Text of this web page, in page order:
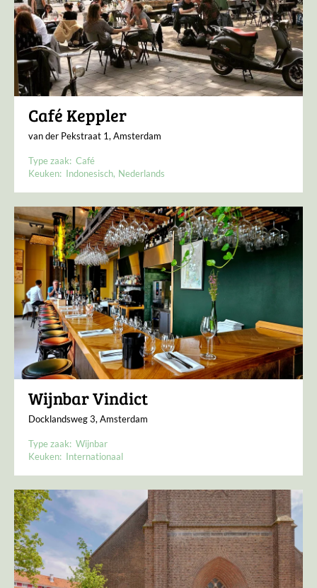
Café Keppler
van der Pekstraat 1, Amsterdam
Type zaak: Café
Keuken: Indonesisch Nederlands
Wijnbar Vindict
Docklandsweg 3, Amsterdam
Type zaak: Wijnbar
Keuken: Internationaal